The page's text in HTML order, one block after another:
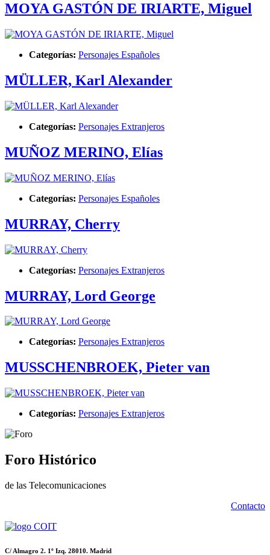
MOYA GASTÓN DE IRIARTE, Miguel
Categorías: Personajes Españoles
MÜLLER, Karl Alexander
Categorías: Personajes Extranjeros
MUÑOZ MERINO, Elías
Categorías: Personajes Españoles
MURRAY, Cherry
Categorías: Personajes Extranjeros
MURRAY, Lord George
Categorías: Personajes Extranjeros
MUSSCHENBROEK, Pieter van
Categorías: Personajes Extranjeros
Foro Histórico
de las Telecomunicaciones
Contacto
C/ Almagro 2. 1º Izq. 28010. Madrid